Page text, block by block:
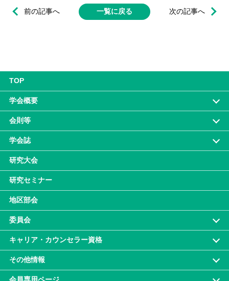
前の記事へ 次の記事へ
一覧に戻る
TOP
学会概要
会則等
学会誌
研究大会
研究セミナー
地区部会
委員会
キャリア・カウンセラー資格
その他情報
会員専⽤ページ